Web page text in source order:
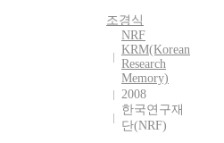
조경식
NRF
KRM(Korean
Research
Memory)
2008
한국연구재
단(NRF)